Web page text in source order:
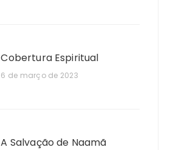
Cobertura Espiritual
6 de março de 2023
A Salvação de Naamã